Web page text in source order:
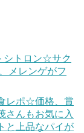
シトロン☆サク
メレンゲがフ
レポ☆価格、賞
さんもお気に入
と上品なパイが